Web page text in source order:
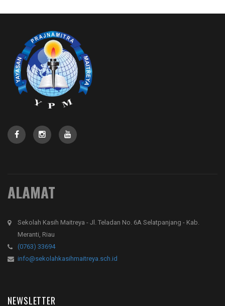
ALAMAT
Sekolah Kasih Maitreya - Jl. Teladan No. 6A Selatpanjang - Kab.
Meranti, Riau
(0763) 33694
info@sekolahkasihmaitreya.sch.id
NEWSLETTER